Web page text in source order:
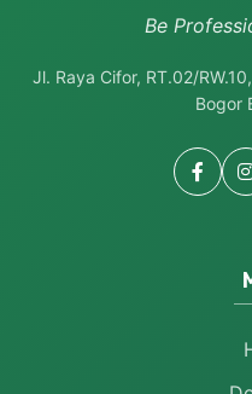
Be
Jl. Raya Cifor, RT.02/
Bogor